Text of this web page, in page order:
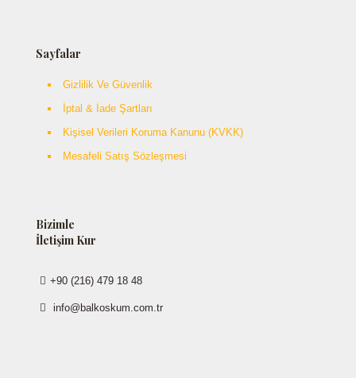
Sayfalar
Gizlilik Ve Güvenlik
İptal & İade Şartları
Kişisel Verileri Koruma Kanunu (KVKK)
Mesafeli Satış Sözleşmesi
Bizimle
İletişim Kur
+90 (216) 479 18 48
info@balkoskum.com.tr